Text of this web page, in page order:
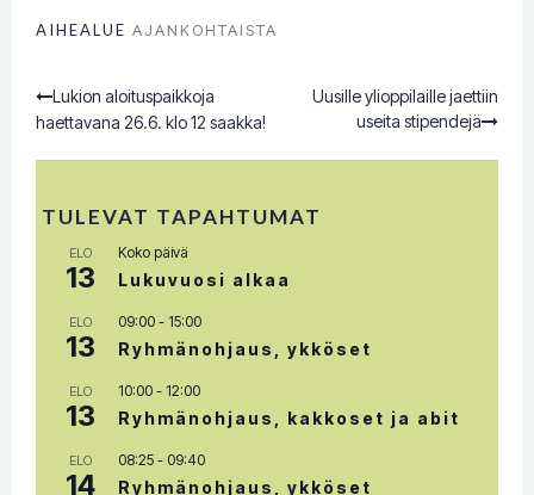
AIHEALUE AJANKOHTAISTA
Post
navigation
Uusille ylioppilaille jaettiin
useita stipendejä
Lukion aloituspaikkoja
haettavana 26.6. klo 12 saakka!
TULEVAT TAPAHTUMAT
ELO
13
Koko päivä
Lukuvuosi alkaa
ELO
13
09:00 - 15:00
Ryhmänohjaus, ykköset
ELO
13
10:00 - 12:00
Ryhmänohjaus, kakkoset ja abit
ELO
14
08:25 - 09:40
Ryhmänohjaus, ykköset